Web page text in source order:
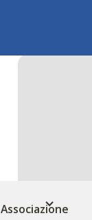
Associazione